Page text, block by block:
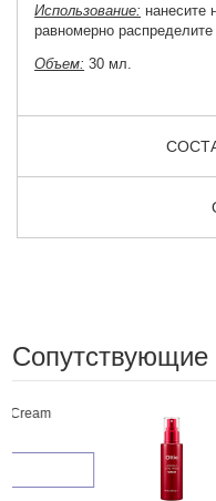
Использование: нанесите
равномерно
Объем: 30 мл.
Сопутствующие
1 490 ₽